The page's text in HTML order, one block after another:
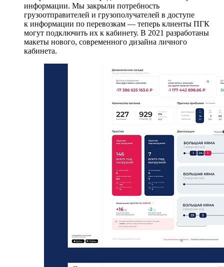
информации. Мы закрыли потребность
грузоотправителей и грузополучателей в доступе
к информации по перевозкам — теперь клиенты ПГК
могут подключить их к кабинету. В 2021 разработаны
макеты нового, современного дизайна личного
кабинета.